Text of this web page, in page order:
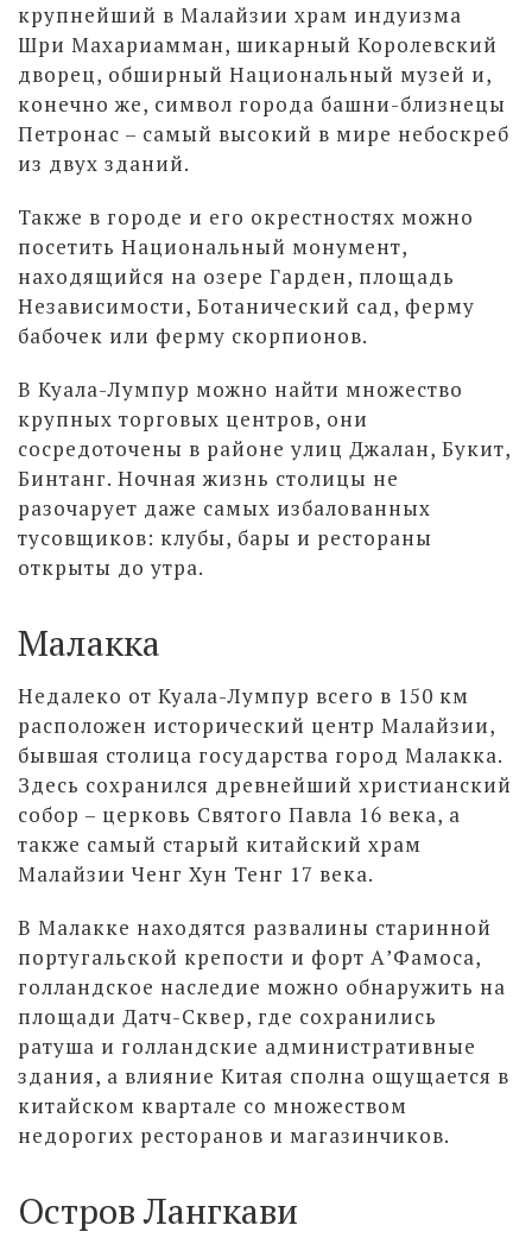
крупнейший в Малайзии храм индуизма
Шри Махариамман, шикарный Королевский
дворец, обширный Национальный музей и,
конечно же, символ города башни-близнецы
Петронас – самый высокий в мире небоскреб
из двух зданий.
Также в городе и его окрестностях можно
посетить Национальный монумент,
находящийся на озере Гарден, площадь
Независимости, Ботанический сад, ферму
бабочек или ферму скорпионов.
В Куала-Лумпур можно найти множество
крупных торговых центров, они
сосредоточены в районе улиц Джалан, Букит,
Бинтанг. Ночная жизнь столицы не
разочарует даже самых избалованных
тусовщиков: клубы, бары и рестораны
открыты до утра.
Малакка
Недалеко от Куала-Лумпур всего в 150 км
расположен исторический центр Малайзии,
бывшая столица государства город Малакка.
Здесь сохранился древнейший христианский
собор – церковь Святого Павла 16 века, а
также самый старый китайский храм
Малайзии Ченг Хун Тенг 17 века.
В Малакке находятся развалины старинной
португальской крепости и форт А’Фамоса,
голландское наследие можно обнаружить на
площади Датч-Сквер, где сохранились
ратуша и голландские административные
здания, а влияние Китая сполна ощущается в
китайском квартале со множеством
недорогих ресторанов и магазинчиков.
Остров Лангкави